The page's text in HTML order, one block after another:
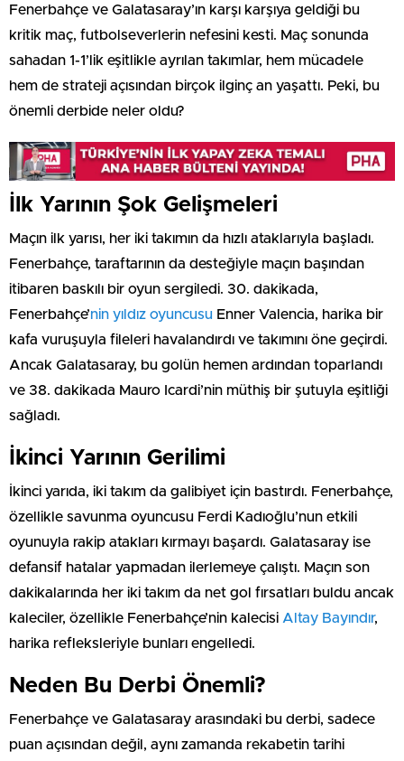
Fenerbahçe ve Galatasaray’ın karşı karşıya geldiği bu
kritik maç, futbolseverlerin nefesini kesti. Maç sonunda
sahadan 1-1’lik eşitlikle ayrılan takımlar, hem mücadele
hem de strateji açısından birçok ilginç an yaşattı. Peki, bu
önemli derbide neler oldu?
İlk Yarının Şok Gelişmeleri
Maçın ilk yarısı, her iki takımın da hızlı ataklarıyla başladı.
Fenerbahçe, taraftarının da desteğiyle maçın başından
itibaren baskılı bir oyun sergiledi. 30. dakikada,
Fenerbahçe’nin yıldız oyuncusu Enner Valencia, harika bir
kafa vuruşuyla fileleri havalandırdı ve takımını öne geçirdi.
Ancak Galatasaray, bu golün hemen ardından toparlandı
ve 38. dakikada Mauro Icardi’nin müthiş bir şutuyla eşitliği
sağladı.
İkinci Yarının Gerilimi
İkinci yarıda, iki takım da galibiyet için bastırdı. Fenerbahçe,
özellikle savunma oyuncusu Ferdi Kadıoğlu’nun etkili
oyunuyla rakip atakları kırmayı başardı. Galatasaray ise
defansif hatalar yapmadan ilerlemeye çalıştı. Maçın son
dakikalarında her iki takım da net gol fırsatları buldu ancak
kaleciler, özellikle Fenerbahçe’nin kalecisi Altay Bayındır,
harika refleksleriyle bunları engelledi.
Neden Bu Derbi Önemli?
Fenerbahçe ve Galatasaray arasındaki bu derbi, sadece
puan açısından değil, aynı zamanda rekabetin tarihi